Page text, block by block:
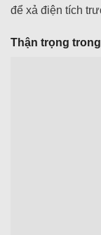
để xả điện tích
Thận trọng